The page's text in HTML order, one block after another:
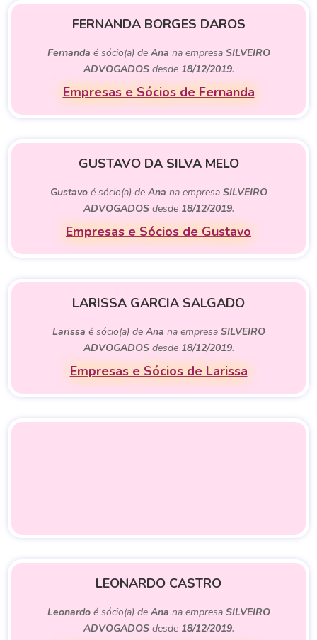
FERNANDA BORGES DAROS
Fernanda é sócio(a) de Ana na empresa SILVEIRO
ADVOGADOSdesde 18/12/2019.
Empresas e Sócios de Fernanda
GUSTAVO DA SILVA MELO
Gustavoé sócio(a) de Ana na empresa SILVEIRO
ADVOGADOSdesde 18/12/2019.
Empresas e Sócios de Gustavo
LARISSA GARCIA SALGADO
Larissa é sócio(a) de Ana na empresa SILVEIRO
ADVOGADOSdesde 18/12/2019.
Empresas e Sócios de Larissa
LEONARDO CASTRO
Leonardoé sócio(a) de Ana na empresa SILVEIRO
ADVOGADOSdesde 18/12/2019.